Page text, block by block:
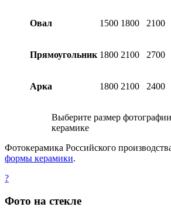
Овал 1500 1800 2100
Прямоугольник 1800 2100 2700
Арка 1800 2100 2400
Выберите размер
керамике
Фотокерамика Российского
формы керамики.
?
Фото на стекле